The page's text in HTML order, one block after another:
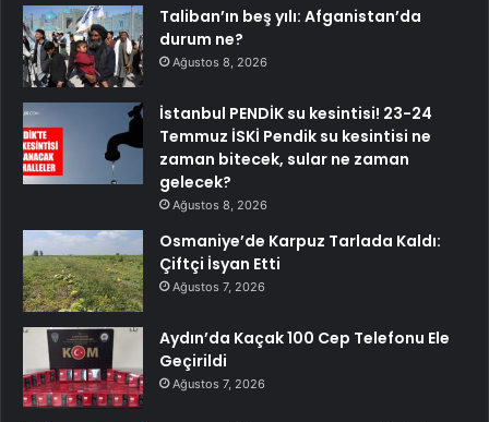
Taliban’ın beş yılı: Afganistan’da
durum ne?
Ağustos 8, 2026
İstanbul PENDİK su kesintisi! 23-24
Temmuz İSKİ Pendik su kesintisi ne
zaman bitecek, sular ne zaman
gelecek?
Ağustos 8, 2026
Osmaniye’de Karpuz Tarlada Kaldı:
Çiftçi İsyan Etti
Ağustos 7, 2026
Aydın’da Kaçak 100 Cep Telefonu Ele
Geçirildi
Ağustos 7, 2026